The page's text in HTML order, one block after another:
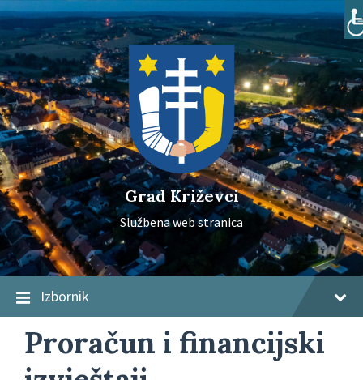
Skip
to
content
Skip
to
main
navigation
Skip
to
footer
Grad Križevci
Službena web stranica
Izbornik
Proračun i financijski